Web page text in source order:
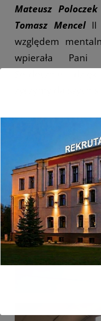
Mateusz Poloczek
Tomasz MencelII
względem
wpierała Pani